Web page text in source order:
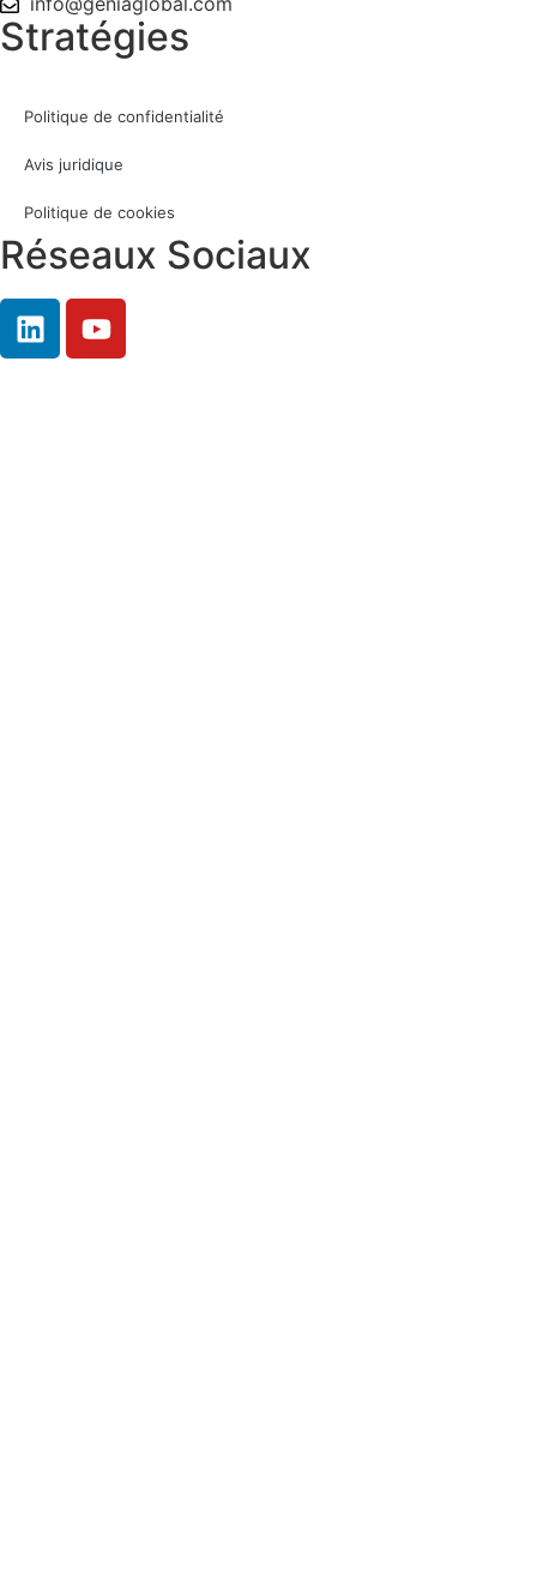
Stratégies
Politique de confidentialité
Avis juridique
Politique de cookies
Réseaux Sociaux